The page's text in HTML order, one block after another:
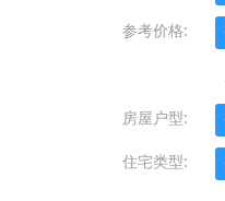
参考价格:
房屋户型:
住宅类型: